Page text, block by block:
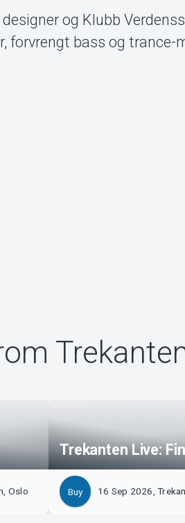
og Klubb
forvrengt bass og trance-
Oslo
Trekanten Live:
Buy 16 Sep 2026,